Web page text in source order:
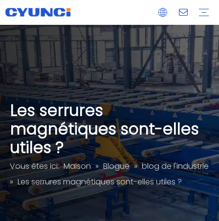
Les serrures
magnétiques sont-elles
utiles ?
Vous êtes ici: Maison » Blogue » blog de l'industrie
» Les serrures magnétiques sont-elles utiles ?